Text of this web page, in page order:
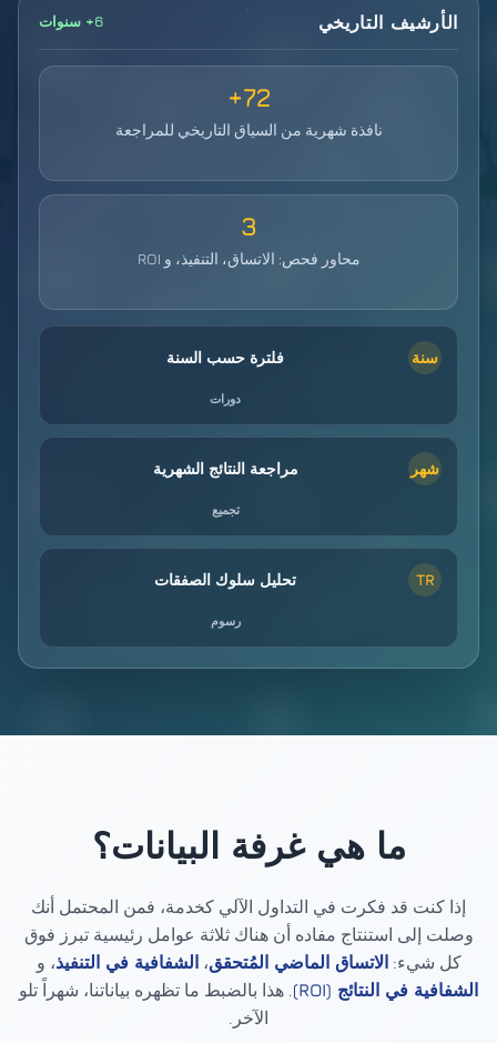
الأرشيف التاريخي 6+ سنوات
72+
نافذة شهرية من السياق التاريخي للمراجعة
3
محاور فحص: الاتساق، التنفيذ، و ROI
سنة فلترة حسب السنة
دورات
شهر مراجعة النتائج الشهرية
تجميع
TR تحليل سلوك الصفقات
رسوم
ما هي غرفة البيانات؟
إذا كنت قد فكرت في التداول الآلي كخدمة، فمن المحتمل أنك
وصلت إلى استنتاج مفاده أن هناك ثلاثة عوامل رئيسية تبرز فوق
كل شيء:الاتساق الماضي المُتحقق،الشفافية في التنفيذ، و
الشفافية في النتائج (ROI)
. هذا بالضبط ما تظهره بياناتنا، شهراً تلو
الآخر.